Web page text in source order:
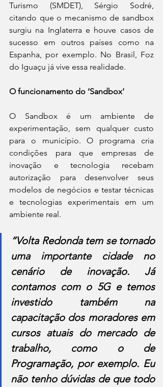
Turismo (SMDET), Sérgio Sodré,
citando que o mecanismo de sandbox
surgiu na Inglaterra e houve casos de
sucesso em outros países como na
Espanha, por exemplo. No Brasil, Foz
do Iguaçu já vive essa realidade.
O funcionamento do ‘Sandbox’
O Sandbox é um ambiente de
experimentação, sem qualquer custo
para o município. O programa cria
condições para que empresas de
inovação e tecnologia recebam
autorização para desenvolver seus
modelos de negócios e testar técnicas
e tecnologias experimentais em um
ambiente real.
“Volta Redonda tem se tornado
uma importante cidade no
cenário de inovação. Já
contamos com o 5G e temos
investido também na
capacitação dos moradores em
cursos atuais do mercado de
trabalho, como o de
Programação, por exemplo. Eu
não tenho dúvidas de que todo